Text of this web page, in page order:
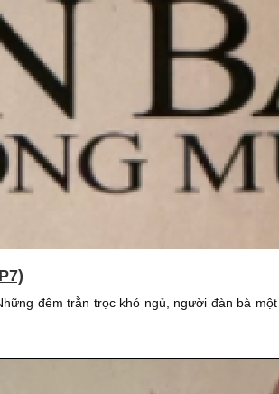
đêm trằn trọc khó ngủ, người đàn bà